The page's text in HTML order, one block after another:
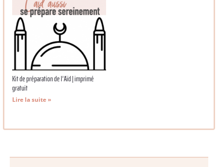
Kit de préparation de l’Aïd | imprimé
gratuit
Lire la suite »